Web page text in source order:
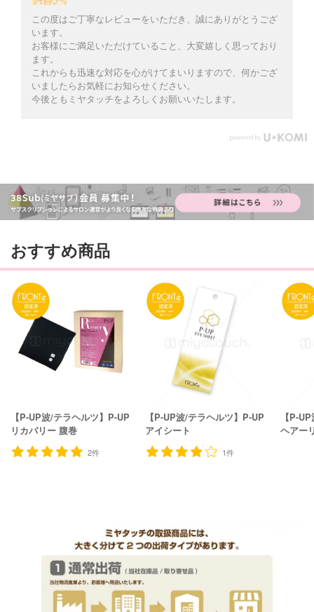
この度はご丁寧なレビューをいただき、誠にありがとうござ
います。
お客様にご満足いただけていること、大変嬉しく思っており
ます。
これからも迅速な対応を心がけてまいりますので、何かござ
いましたらお気軽にお知らせください。
今後ともミヤタッチをよろしくお願いいたします。
おすすめ商品
【P-UP波/テラヘルツ】P-UP
リカバリー 腹巻
2件
【P-UP波/テラヘルツ】P-UP
アイシート
1件
【P-
ヘアー